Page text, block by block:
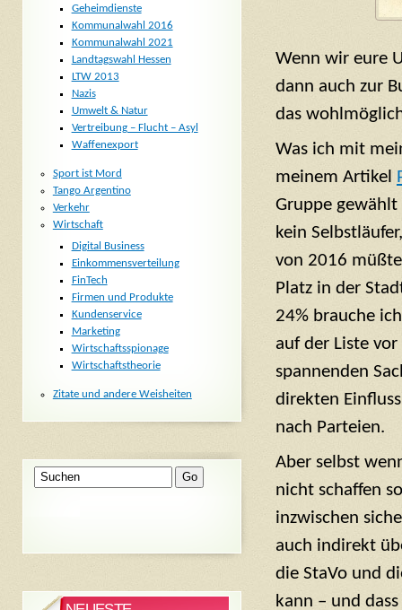
Wenn wir eure
dann auch zur
das
Was ich mit
meinem Artikel
Gruppe
kein
von 2016
Platz in der
24% brauche
auf der Liste
spannenden
direkten
nach Parteien.
Aber selbst
nicht schaffen
inzwischen
auch indirekt
die StaVo und
kann – und
Geheimdienste
Kommunalwahl 2016
Kommunalwahl 2021
Landtagswahl Hessen
LTW 2013
Nazis
Umwelt & Natur
Vertreibung – Flucht – Asyl
Waffenexport
Sport ist Mord
Tango Argentino
Verkehr
Wirtschaft
Digital Business
Einkommensverteilung
FinTech
Firmen und Produkte
Kundenservice
Marketing
Wirtschaftsspionage
Wirtschaftstheorie
Zitate und andere Weisheiten